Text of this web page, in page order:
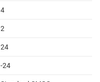
4
2
24
-24